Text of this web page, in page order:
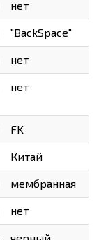
нет
"BackSpace"
нет
нет
FK
Китай
мембранная
нет